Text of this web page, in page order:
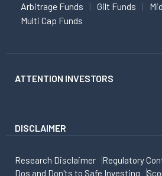
Arbitrage Funds
Gilt Funds
Multi Cap Funds
ATTENTION INVESTORS
DISCLAIMER
Research Disclaimer
Regulatory
Dos and Don'ts to Safe Investing